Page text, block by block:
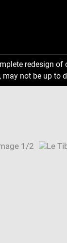
redesign
may not be up to